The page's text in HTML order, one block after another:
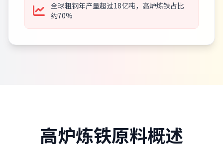
全球粗钢年产量超过18亿吨，高炉炼铁占比
约70%
高炉炼铁原料概述